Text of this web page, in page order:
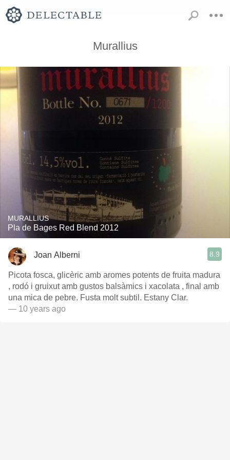
Murallius
MURALLIUS
Pla de Bages Red Blend 2012
Joan Alberni 8.9
Picota fosca, glicèric amb aromes potents de fruita madura
, rodó i gruixut amb gustos balsàmics i xacolata , final amb
una mica de pebre. Fusta molt subtil. Estany Clar.
— 10 years ago